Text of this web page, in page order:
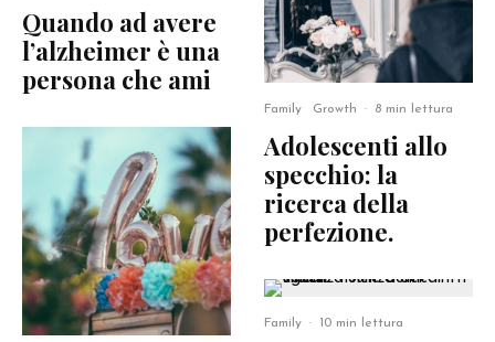
Quando ad avere
l’alzheimer è una
persona che ami
Family Growth · 8 min lettura
Adolescenti allo
specchio: la
ricerca della
perfezione.
Family · 10 min lettura